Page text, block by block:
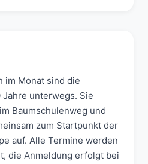
im Monat sind die
unterwegs. Sie
Baumschulenweg und
zum Startpunkt der
auf. Alle Termine werden
die Anmeldung erfolgt bei